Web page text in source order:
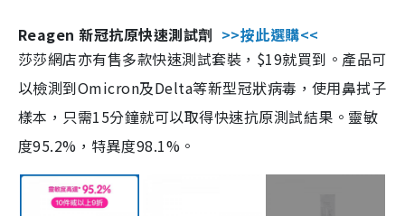
Reagen 新冠抗原快速測試劑 >>按此選購<<
莎莎網店亦有售多款快速測試套裝，$19就買到。產品可
以檢測到Omicron及Delta等新型冠狀病毒，使用鼻拭子
樣本，只需15分鐘就可以取得快速抗原測試結果。靈敏
度95.2%，特異度98.1%。